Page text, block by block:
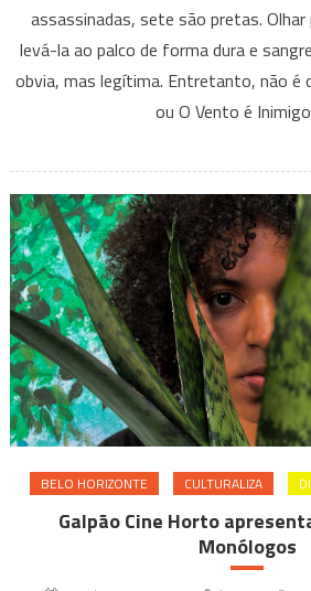
ou
O
Vento
é
estreia
em
Belo
Horizonte
assassinadas, sete são pretas. Olhar
levá-la ao palco de forma dura e
obvia, mas legítima. Entretanto, não é
ou O Vento é
BELO HORIZONTE CULTURALIZA
Galpão Cine Horto
Monólogos